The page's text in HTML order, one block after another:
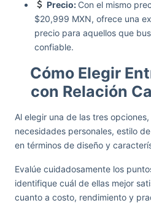
Precio: Con el mismo
$20,999 MXN, ofrece una
precio para aquellos que
confiable.
Cómo Elegir
con Relación
Al elegir una de las tres
necesidades personales, estilo
en términos de diseño y
Evalúe cuidadosamente los
identifique cuál de ellas mejor
cuanto a costo, rendimiento y